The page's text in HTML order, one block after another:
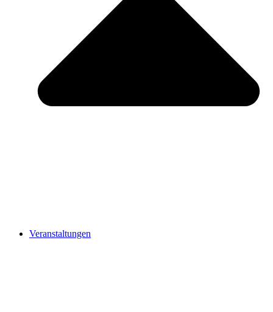
Veranstaltungen